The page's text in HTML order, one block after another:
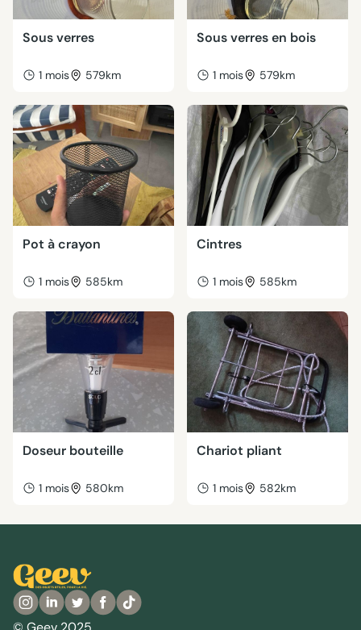
Sous verres
1 mois 579km
Sous verres en bois
1 mois 579km
Pot à crayon
1 mois 585km
Cintres
1 mois 585km
Doseur bouteille
1 mois 580km
Chariot pliant
1 mois 582km